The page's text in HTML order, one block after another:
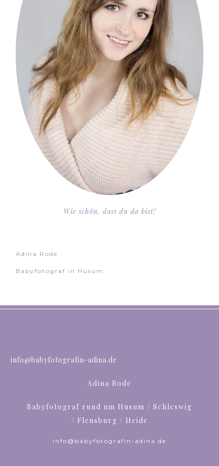
Wie schön, dass du da bist!
Adina Rode
Babyfotograf in Husum
info@babyfotografin-adina.de
Adina Rode
Babyfotograf rund um Husum / Schleswig
/ Flensburg / Heide
info@babyfotografin-adina.de